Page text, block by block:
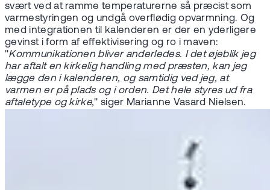
svært ved at ramme temperaturerne så præcist som
varmestyringen og undgå overflødig opvarmning. Og
med integrationen til kalenderen er der en yderligere
gevinst i form af effektivisering og ro i maven:
"Kommunikationen bliver anderledes. I det øjeblik jeg
har aftalt en kirkelig handling med præsten, kan jeg
lægge den i kalenderen, og samtidig ved jeg, at
varmen er på plads og i orden. Det hele styres ud fra
aftaletype og kirke," siger Marianne Vasard Nielsen.